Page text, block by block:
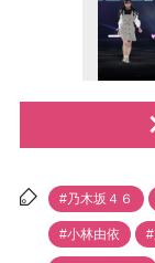
#乃木坂４６
#小林由依